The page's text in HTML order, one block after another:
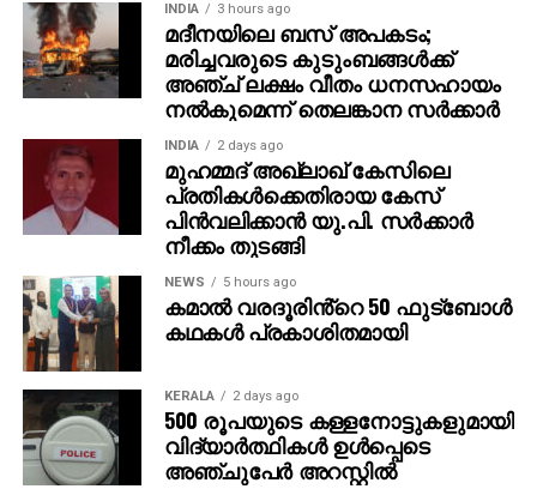
INDIA 3 hours ago
മദീനയിലെ ബസ് അപകടം;
മരിച്ചവരുടെ കുടുംബങ്ങള്‍ക്ക്
അഞ്ച് ലക്ഷം വീതം ധനസഹായം
നല്‍കുമെന്ന് തെലങ്കാന സര്‍ക്കാര്‍
INDIA 2 days ago
മുഹമ്മദ് അഖ്‌ലാഖ് കേസിലെ
പ്രതികള്‍ക്കെതിരായ കേസ്
പിന്‍വലിക്കാന്‍ യു.പി. സര്‍ക്കാര്‍
നീക്കം തുടങ്ങി
NEWS 5 hours ago
കമാൽ വരദൂരിൻ്റെ 50 ഫുട്ബോൾ
കഥകൾ പ്രകാശിതമായി
KERALA 2 days ago
500 രൂപയുടെ കള്ളനോട്ടുകളുമായി
വിദ്യാര്‍ത്ഥികള്‍ ഉള്‍പ്പെടെ
അഞ്ചുപേര്‍ അറസ്റ്റില്‍